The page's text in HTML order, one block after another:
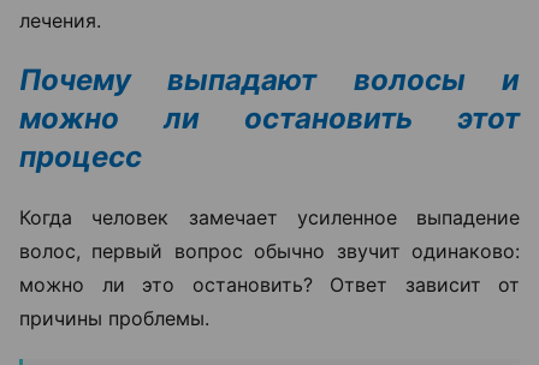
лечения.
Почему выпадают волосы и
можно ли остановить этот
процесс
Когда человек замечает усиленное выпадение
волос, первый вопрос обычно звучит одинаково:
можно ли это остановить? Ответ зависит от
причины проблемы.